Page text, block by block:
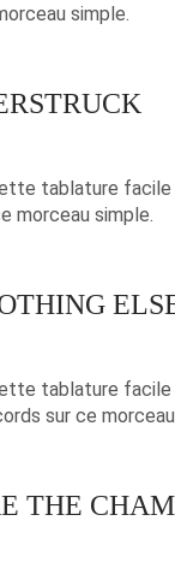
simple.
tablature facile
morceau simple.
tablature
sur ce
THE